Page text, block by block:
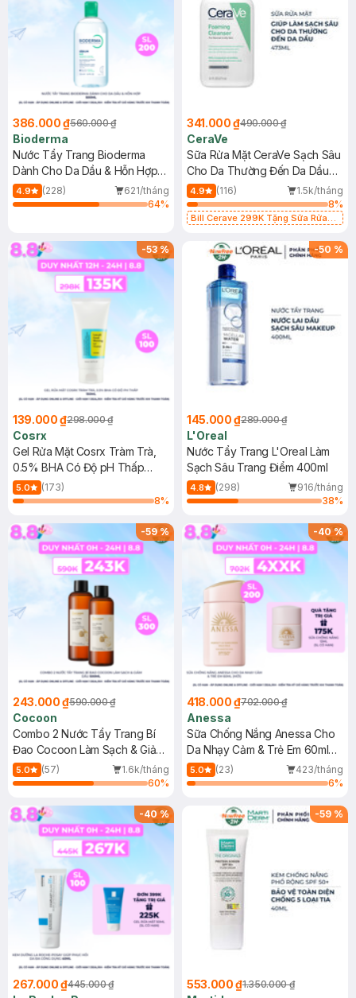
386.000 ₫560.000 ₫
Bioderma
Nước Tẩy Trang Bioderma
Dành Cho Da Dầu & Hỗn Hợp
500ml
4.9 (228)
621/tháng
64%
341.000 ₫490.000 ₫
CeraVe
Sữa Rửa Mặt CeraVe Sạch Sâu
Cho Da Thường Đến Da Dầu
473ml
4.9 (116)
1.5k/tháng
8%
Bill Cerave 299K Tặng Sữa Rửa
-53%
139.000 ₫298.000 ₫
Cosrx
Gel Rửa Mặt Cosrx Tràm Trà,
0.5% BHA Có Độ pH Thấp
150ml
5.0
(173)
8%
-50 %
145.000 ₫289.000 ₫
L'Oreal
Nước Tẩy Trang L'Oreal Làm
Sạch Sâu Trang Điểm 400ml
4.8 (298)
916/tháng
38%
-59%
243.000 ₫590.000 ₫
Cocoon
Combo 2 Nước Tẩy Trang Bí
Đao Cocoon Làm Sạch & Giảm
Dầu 500ml
5.0 (57)
1.6k/tháng
60%
-40%
418.000 ₫702.000 ₫
Anessa
Sữa Chống Nắng Anessa Cho
Da Nhạy Cảm & Trẻ Em 60ml
(Mới)
5.0 (23)
423/tháng
6%
-40%
267.000 ₫445.000 ₫
-59 %
553.000 ₫1.350.000 ₫